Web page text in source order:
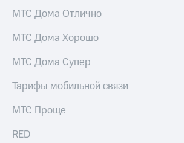
приобретения
выкупа
Дивиденды
облигаций
Описание
Еврооблигации-2023
МТС Дома Отлично
МТС Дома Хорошо
МТС Дома Супер
Тарифы мобильной связи
МТС Проще
RED